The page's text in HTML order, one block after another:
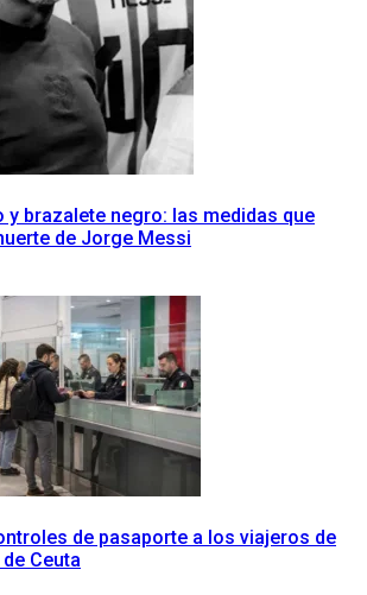
y brazalete negro: las medidas que
de Jorge Messi
de pasaporte a los viajeros de
Ceuta